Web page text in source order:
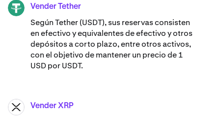
USDT Vender Tether
Según Tether (USDT), sus reservas consisten
en efectivo y equivalentes de efectivo y otros
depósitos a corto plazo, entre otros activos,
con el objetivo de mantener un precio de 1
USD por USDT.
XRP Vender XRP